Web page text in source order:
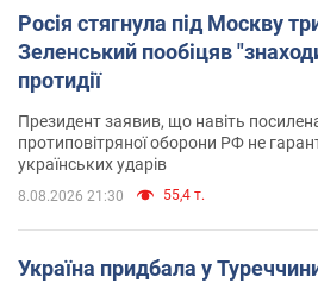
Росія стягнула під Москву
Зеленський пообіцяв
протидії
Президент заявив, що навіть
протиповітряної оборони РФ не
українських ударів
8.08.2026 21:30 55,4 т.
Україна придбала у